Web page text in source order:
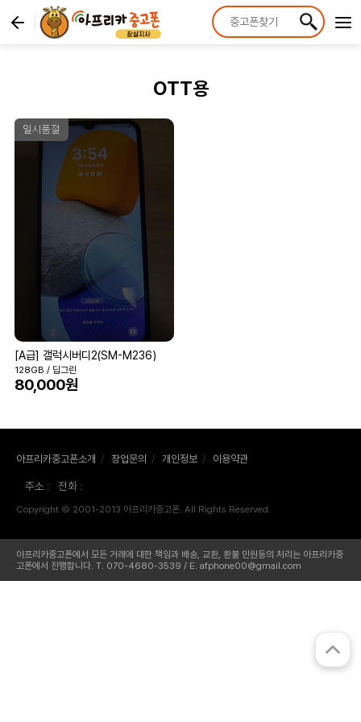
OTT용
일시품절
[A급] 갤럭시버디2(SM-M236)
128GB / 딥그린
80,000원
아프리카중고폰소개 / 창업문의 / 개인정보 / 이용약관
주소 : 전화 :
Copyright © 2001-2013 아프리카중고폰. All Rights Reserved.
아프리카중고폰에서 모든 거래에 대한 책임과 배송, 교환, 환불 민원등의 처리는 아프리카중
고폰에서 진행합니다. T. 070-4680-3539 / E. afphone00@gmail.com